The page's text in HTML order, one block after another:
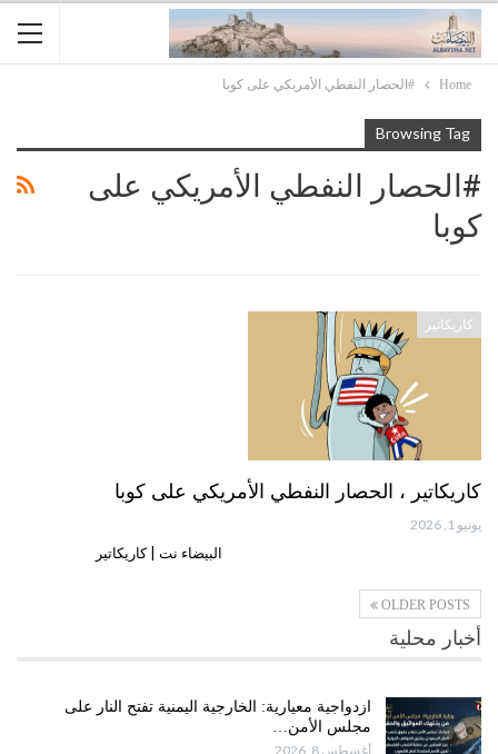
Home #الحصار النفطي الأمريكي على كوبا
Browsing Tag
#الحصار النفطي الأمريكي على
كوبا
كاريكاتير
كاريكاتير ، الحصار النفطي الأمريكي على كوبا
يونيو 1, 2026
البيضاء نت | كاريكاتير
OLDER POSTS
أخبار محلية
ازدواجية معيارية: الخارجية اليمنية تفتح النار على
مجلس الأمن…
أغسطس 8, 2026